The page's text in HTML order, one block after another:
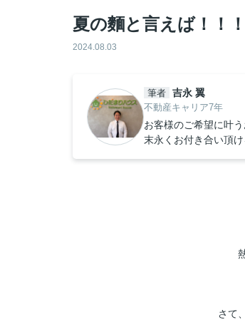
夏の麵と言えば！！！
2024.08.03
筆者 吉永 翼
不動産キャリア7年
お客様のご希望に叶
末永くお付き合い頂
さて